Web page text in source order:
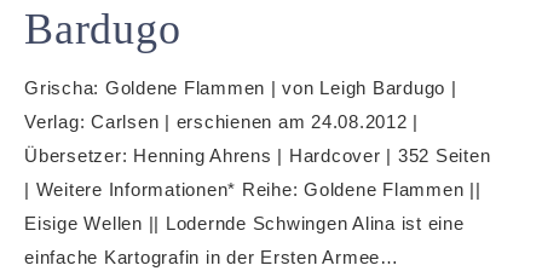
Bardugo
Grischa: Goldene Flammen | von Leigh Bardugo |
Verlag: Carlsen | erschienen am 24.08.2012 |
Übersetzer: Henning Ahrens | Hardcover | 352 Seiten
| Weitere Informationen* Reihe: Goldene Flammen ||
Eisige Wellen || Lodernde Schwingen Alina ist eine
einfache Kartografin in der Ersten Armee…